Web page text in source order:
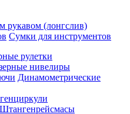
рукавом (лонгслив)
Сумки для инструментов
рулетки
нивелиры
Динамометрические